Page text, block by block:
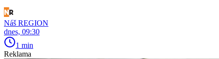
Náš REGION
dnes, 09:30
1 min
Reklama